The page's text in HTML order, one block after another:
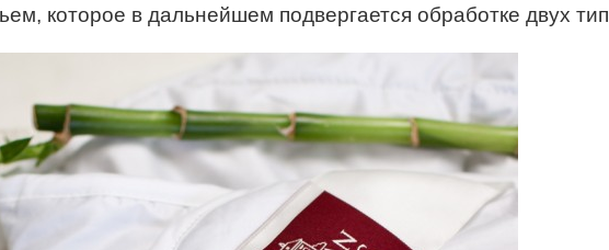
которое в дальнейшем подвергается обработке двух